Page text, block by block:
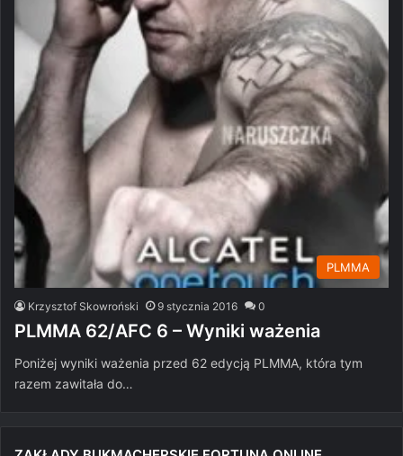
PLMMA
Krzysztof Skowroński 9 stycznia 2016 0
PLMMA 62/AFC 6 – Wyniki ważenia
Poniżej wyniki ważenia przed 62 edycją PLMMA, która tym
razem zawitała do…